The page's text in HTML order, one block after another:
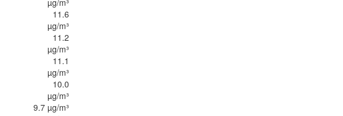
µg/m³
11.6
µg/m³
11.2
µg/m³
11.1
µg/m³
10.0
µg/m³
9.7 µg/m³